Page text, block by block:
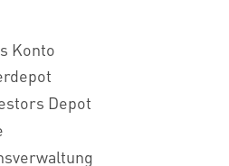
Konto
Depot